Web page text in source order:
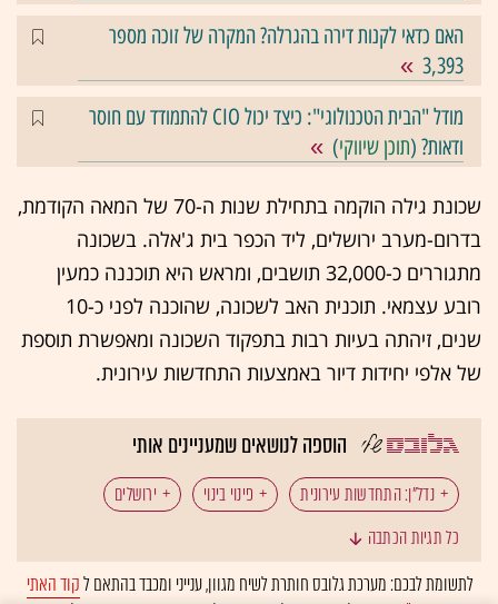
האם כדאי לקנות דירה בהגרלה? המקרה של זוכה מספר
3,393
מודל "הבית הטכנולוגי": כיצד יכול CIO להתמודד עם חוסר
ודאות? (תוכן שיווקי)
שכונת גילה הוקמה בתחילת שנות ה-70 של המאה הקודמת,
בדרום-מערב ירושלים, ליד הכפר בית ג'אלה. בשכונה
מתגוררים כ-32,000 תושבים, ומראש היא תוכננה כמעין
רובע עצמאי. תוכנית האב לשכונה, שהוכנה לפני כ-10
שנים, זיהתה בעיות רבות בתפקוד השכונה ומאפשרת תוספת
של אלפי יחידות דיור באמצעות התחדשות עירונית.
הוספה לנושאים שמעניינים אותי
נדל"ן: התחדשות עירונית פינוי בינוי ירושלים
כל תגיות הכתבה
לתשומת לבכם: מערכת גלובס חותרת לשיח מגוון, ענייני ומכבד בהתאם לקוד האתי